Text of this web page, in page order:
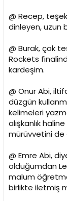
@ Recep,
dinleyen, uzun
@ Burak, çok
Rockets
kardeşim.
@ Onur Abi,
düzgün
kelimeleri
alışkanlık
mürüvvetini
@ Emre Abi,
olduğumdan
malum
birlikte iletmiş